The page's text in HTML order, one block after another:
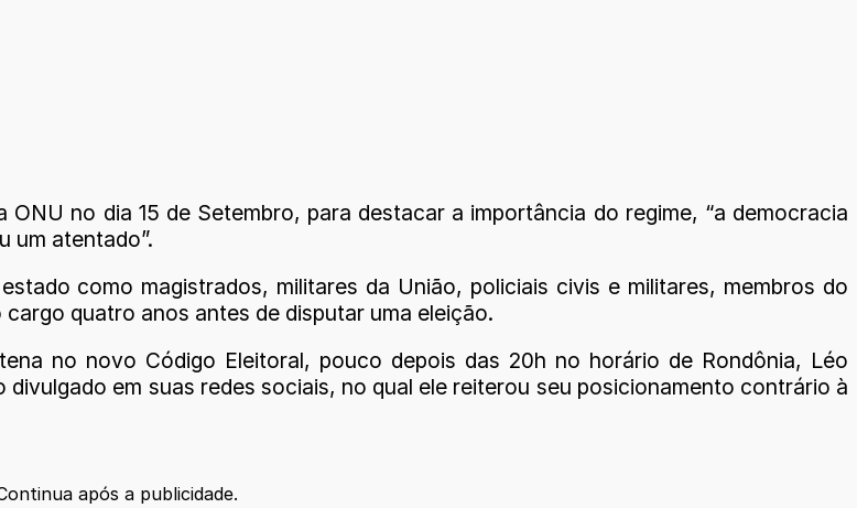
no dia 15 de Setembro, para destacar a importância do regime, “a democracia
um atentado”.
como magistrados, militares da União, policiais civis e militares, membros do
quatro anos antes de disputar uma eleição.
no novo Código Eleitoral, pouco depois das 20h no horário de Rondônia, Léo
em suas redes sociais, no qual ele reiterou seu posicionamento contrário à
após a publicidade.